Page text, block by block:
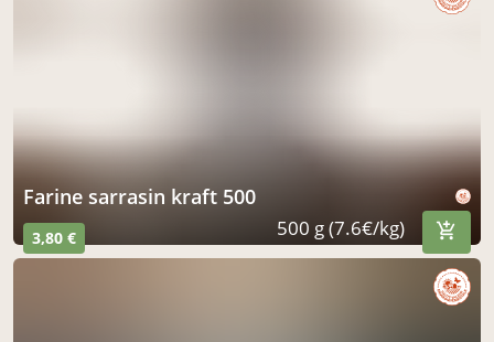
farine sarrasin kraft 500
3,80 € 500 g (7.6€/kg)